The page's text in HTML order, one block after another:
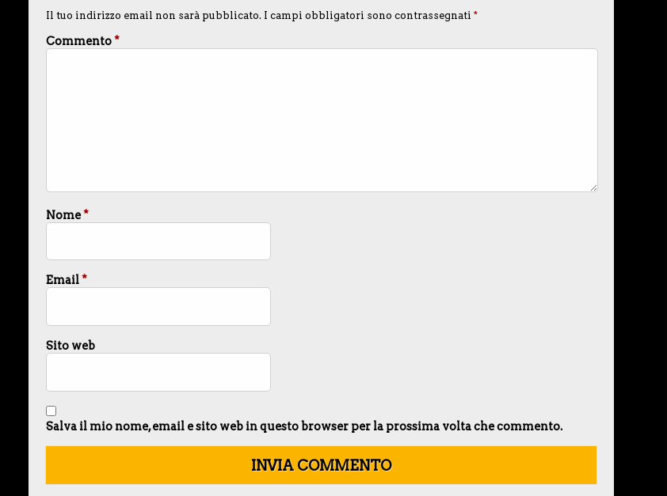
Il tuo indirizzo email non sarà pubblicato. I campi obbligatori sono contrassegnati *
Commento*
Nome*
Email*
Sito web
Salva il mio nome, email e sito web in questo browser per la prossima volta che commento.